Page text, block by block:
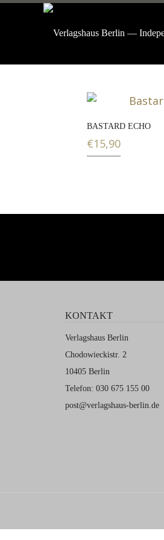
BASTARD ECHO
€15,90
KONTAKT
Verlagshaus Berlin
Chodowieckistr. 2
10405 Berlin
Telefon: 030 675 155 00
post@verlagshaus-berlin.de